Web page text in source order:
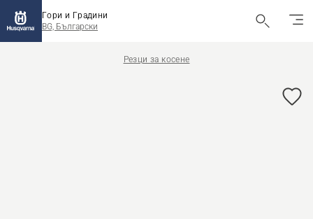
Гори и Градини
BG, Български
Резци за косене